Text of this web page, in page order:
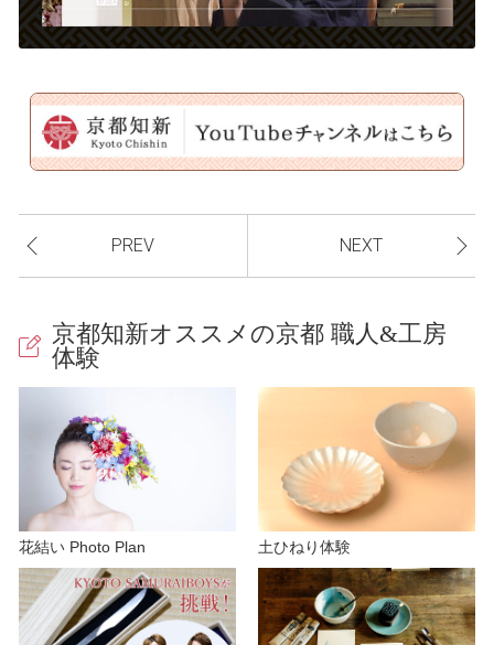
a
y
V
i
d
PREV NEXT
京都知新オススメの京都 職人&工房
体験
花結い Photo Plan 土ひねり体験